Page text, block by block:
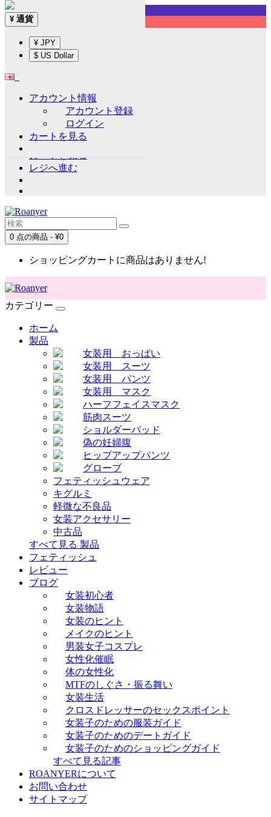
Sign up!
通貨
アカウント情報
アカウント登録
ログイン
ウイッシュリスト (0)
レジへ進む
0 点の商品 - ¥0
ショッピングカートに商品はありません!
¥ 通貨
¥ JPY
$ US Dollar
アカウント情報
アカウント登録
ログイン
カートを見る
カテゴリー
ホーム
製品
女装用 おっぱい
女装用 スーツ
女装用 パンツ
女装用 マスク
ハーフフェイスマスク
筋肉スーツ
ショルダーパッド
偽の妊婦腹
ヒップアップパンツ
グローブ
フェティッシュウェア
キグルミ
軽微な不良品
女装アクセサリー
中古品
すべて見る 製品
フェティッシュ
レビュー
ブログ
女装初心者
女装物語
女装のヒント
メイクのヒント
男装女子コスプレ
女性化催眠
体の女性化
MTFのしぐさ・振る舞い
女装生活
クロスドレッサーのセックスポイント
女装子のための服装ガイド
女装子のためのデートガイド
女装子のためのショッピングガイド
すべて見る記事
ROANYERについて
お問い合わせ
サイトマップ